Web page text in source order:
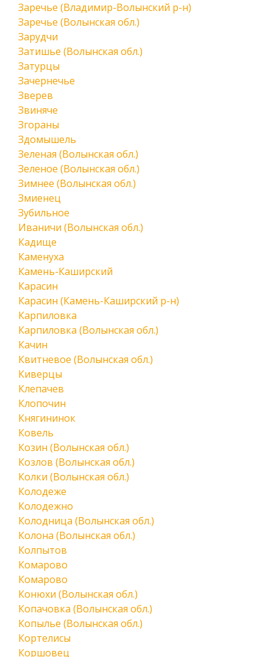
Заречье (Владимир-Волынский р-н)
Заречье (Волынская обл.)
Зарудчи
Затишье (Волынская обл.)
Затурцы
Зачернечье
Зверев
Звиняче
Згораны
Здомышель
Зеленая (Волынская обл.)
Зеленое (Волынская обл.)
Зимнее (Волынская обл.)
Змиенец
Зубильное
Иваничи (Волынская обл.)
Кадище
Каменуха
Камень-Каширский
Карасин
Карасин (Камень-Каширский р-н)
Карпиловка
Карпиловка (Волынская обл.)
Качин
Квитневое (Волынская обл.)
Киверцы
Клепачев
Клопочин
Княгининок
Ковель
Козин (Волынская обл.)
Козлов (Волынская обл.)
Колки (Волынская обл.)
Колодеже
Колодежно
Колодница (Волынская обл.)
Колона (Волынская обл.)
Колпытов
Комарово
Комарово
Конюхи (Волынская обл.)
Копачовка (Волынская обл.)
Копылье (Волынская обл.)
Кортелисы
Коршовец